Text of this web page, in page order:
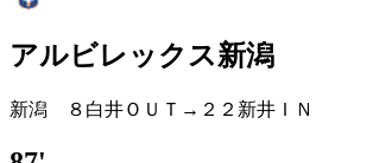
アルビレックス新潟
新潟 ８白井ＯＵＴ→２２新井ＩＮ